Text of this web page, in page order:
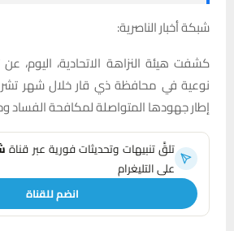
شبكة أخبار الناصرية:
نوعية في محافظة ذي قار خلال شهر
إطار جهودها المتواصلة لمكافحة الفساد
تلقَّ تنبيهات وتحديثات فورية عبر قناة
على التليغرام
انضم للقناة